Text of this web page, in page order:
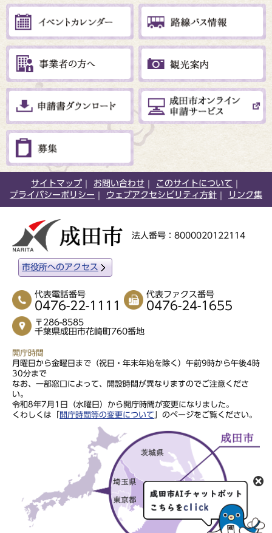
サイトマップ お問い合わせ
このサイトについて
プライバシーポリシー
ウェブアクセシビリティ方針 リンク集
法人番号：8000020122114
市役所へのアクセス
代表電話番号
0476-22-1111
代表ファクス番号
0476-24-1655
〒286-8585
千葉県成田市花崎町760番地
開庁時間
月曜日から金曜日まで（祝日・年末年始を除く）午前9時から午後4時
30分まで
なお、一部窓口によって、開設時間が異なりますのでご注意くださ
い。
令和8年7月1日（水曜日）から開庁時間が変更になりました。
くわしくは「
開庁時間等の変更について 」のページをご覧ください。